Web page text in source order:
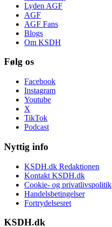
Lyden AGF
AGF
AGF Fans
Blogs
Om KSDH
Følg os
Facebook
Instagram
Youtube
X
TikTok
Podcast
Nyttig info
KSDH.dk Redaktionen
Kontakt KSDH.dk
Cookie- og privatlivspolitik
Handelsbetingelser
Fortrydelsesret
KSDH.dk